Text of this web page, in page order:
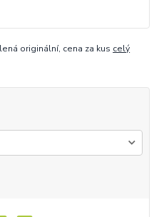
originální, cena za kus celý